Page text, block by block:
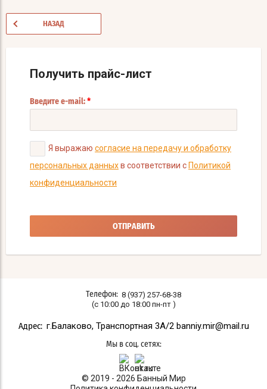
НАЗАД
Получить прайс-лист
Введите e-mail: *
Я выражаю согласие на передачу и обработку
персональных данныхв соответствии с Политикой
конфиденциальности
ОТПРАВИТЬ
Телефон: 8 (937) 257-68-38
(с 10:00 до 18:00 пн-пт )
Адрес: г.Балаково, Транспортная 3A/2 banniy.mir@mail.ru
Мы в соц. сетях:
© 2019 - 2026 Банный Мир